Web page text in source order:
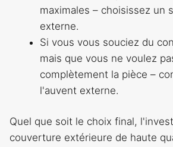
maximales – choisissez un
externe.
Si vous vous souciez du
mais que vous ne voulez
complètement la pièce –
l'auvent externe.
Quel que soit le choix final,
couverture extérieure de haute